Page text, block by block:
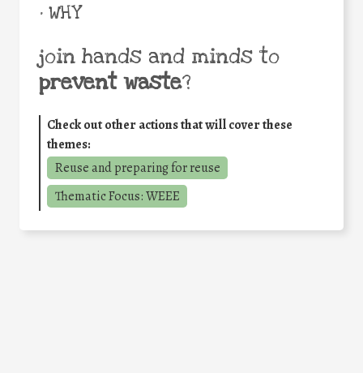
• WHY
join hands and minds to
prevent waste?
Check out other actions that will cover these
themes:
Reuse and preparing for reuse
Thematic Focus: WEEE